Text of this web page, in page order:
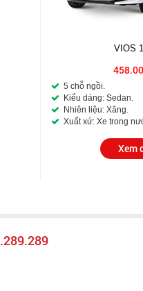
VIOS
5 chỗ ngồi.
Kiểu dáng: Sedan.
Nhiên liệu: Xăng.
Xuất xứ: Xe trong
Xem